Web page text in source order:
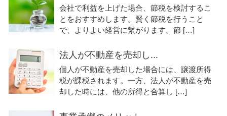
会社で利益を上げた場合、節税を検討するこ
とをおすすめします。賢く節税を行うこと
で、よりよい経営に繋がります。節 […]
法人が不動産を売却し...
個人が不動産を売却した場合には、譲渡所得
税が課税されます。一方、法人が不動産を売
却した時には、他の所得と合算し […]